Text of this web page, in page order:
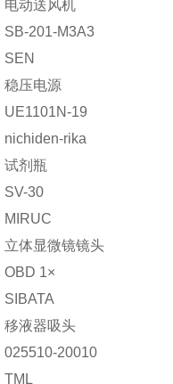
电动送风机
SB-201-M3A3
SEN
稳压电源
UE1101N-19
nichiden-rika
试剂瓶
SV-30
MIRUC
立体显微镜镜头
OBD 1×
SIBATA
移液器吸头
025510-20010
TML